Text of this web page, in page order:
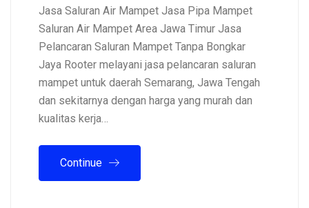
Jasa Saluran Air Mampet Jasa Pipa Mampet
Saluran Air Mampet Area Jawa Timur Jasa
Pelancaran Saluran Mampet Tanpa Bongkar
Jaya Rooter melayani jasa pelancaran saluran
mampet untuk daerah Semarang, Jawa Tengah
dan sekitarnya dengan harga yang murah dan
kualitas kerja…
Continue